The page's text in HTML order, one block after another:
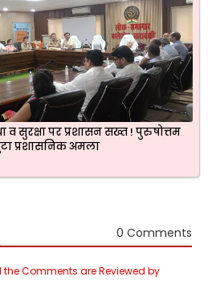
व सुरक्षा पर प्रशासन सख्त ! पुरुषोत्तम
प्रशासनिक अमला
0 Comments
the Comments are Reviewed by